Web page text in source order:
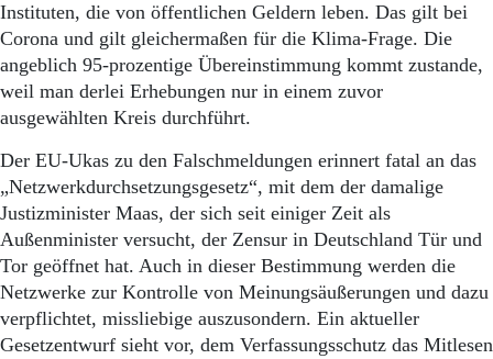
Instituten, die von öffentlichen Geldern leben. Das gilt bei
Corona und gilt gleichermaßen für die Klima-Frage. Die
angeblich 95-prozentige Übereinstimmung kommt zustande,
weil man derlei Erhebungen nur in einem zuvor
ausgewählten Kreis durchführt.
Der EU-Ukas zu den Falschmeldungen erinnert fatal an das
„Netzwerkdurchsetzungsgesetz“, mit dem der damalige
Justizminister Maas, der sich seit einiger Zeit als
Außenminister versucht, der Zensur in Deutschland Tür und
Tor geöffnet hat. Auch in dieser Bestimmung werden die
Netzwerke zur Kontrolle von Meinungsäußerungen und dazu
verpflichtet, missliebige auszusondern. Ein aktueller
Gesetzentwurf sieht vor, dem Verfassungsschutz das Mitlesen